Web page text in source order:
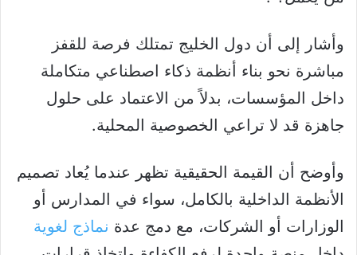
وأشار إلى أن دول الخليج تمتلك فرصة للقفز
مباشرة نحو بناء أنظمة ذكاء اصطناعي متكاملة
داخل المؤسسات، بدلاً من الاعتماد على حلول
جاهزة قد لا تراعي الخصوصية المحلية.
وأوضح أن القيمة الحقيقية تظهر عندما يُعاد تصميم
الأنظمة الداخلية بالكامل، سواء في المدارس أو
الوزارات أو الشركات، مع دمج عدة نماذج لغوية